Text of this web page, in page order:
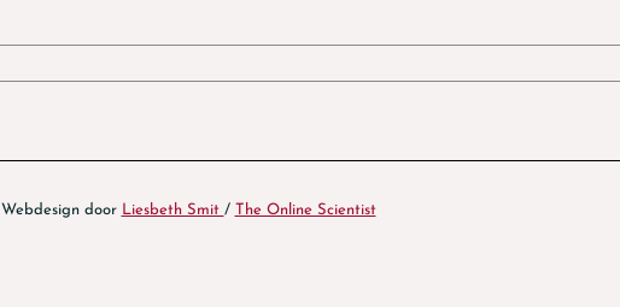
Webdesign door Liesbeth Smit / The Online Scientist